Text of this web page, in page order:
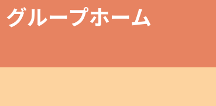
グループホーム